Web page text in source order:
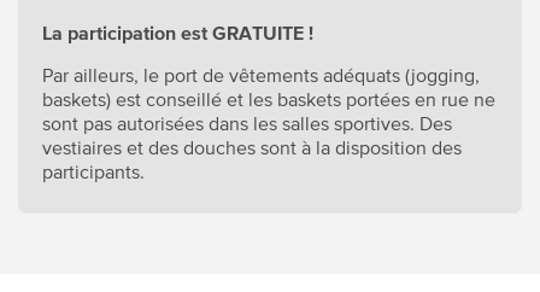
La participation est GRATUITE !
Par ailleurs, le port de vêtements adéquats (jogging,
baskets) est conseillé et les baskets portées en rue ne
sont pas autorisées dans les salles sportives. Des
vestiaires et des douches sont à la disposition des
participants.